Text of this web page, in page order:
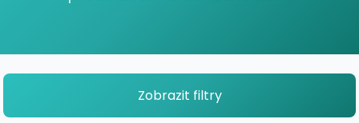
Zobrazit filtry